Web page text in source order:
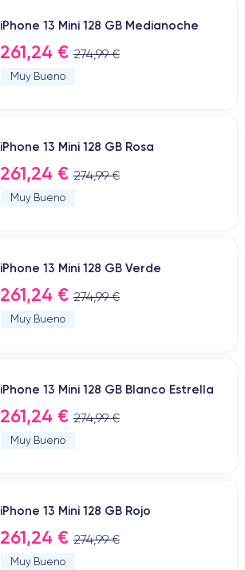
iPhone 13 Mini 128 GB Medianoche
261,24 € 274,99 €
Muy Bueno
iPhone 13 Mini 128 GB Rosa
261,24 € 274,99 €
Muy Bueno
iPhone 13 Mini 128 GB Verde
261,24 € 274,99 €
Muy Bueno
iPhone 13 Mini 128 GB Blanco Estrella
261,24 € 274,99 €
Muy Bueno
iPhone 13 Mini 128 GB Rojo
261,24 € 274,99 €
Muy Bueno